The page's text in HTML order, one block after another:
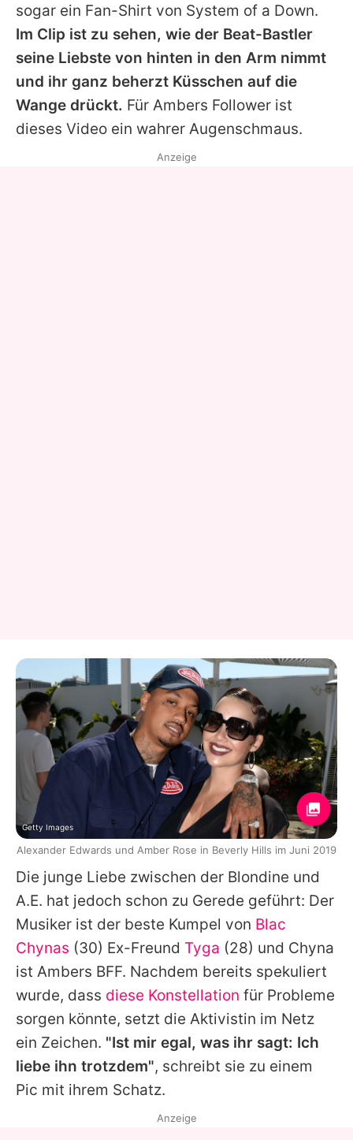
sogar ein Fan-Shirt von System of a Down.
Im Clip ist zu sehen, wie der Beat-Bastler
seine Liebste von hinten in den Arm nimmt
und ihr ganz beherzt Küsschen auf die
Wange drückt. Für Ambers Follower ist
dieses Video ein wahrer Augenschmaus.
Die junge Liebe zwischen der Blondine und
A.E. hat jedoch schon zu Gerede geführt: Der
Musiker ist der beste Kumpel von Blac
Chynas (30) Ex-Freund Tyga (28) und Chyna
ist Ambers BFF. Nachdem bereits spekuliert
wurde, dass diese Konstellation für Probleme
sorgen könnte, setzt die Aktivistin im Netz
ein Zeichen. "Ist mir egal, was ihr sagt: Ich
liebe ihn trotzdem", schreibt sie zu einem
Pic mit ihrem Schatz.
Anzeige
Getty Images
Alexander Edwards und Amber Rose in Beverly Hills im Juni 2019
Anzeige